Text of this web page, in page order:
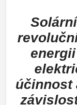
účinnost